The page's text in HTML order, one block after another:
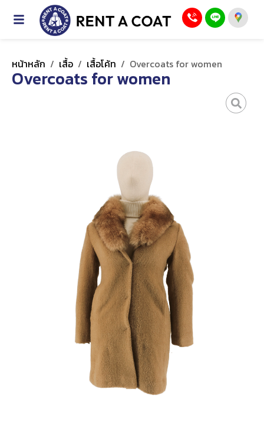
หน้าหลัก / เสื้อ / เสื้อโค้ท / Overcoats for women
Overcoats for women